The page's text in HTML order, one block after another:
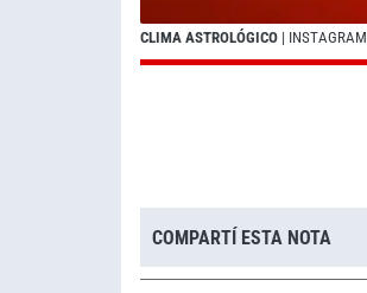
CLIMA ASTROLÓGICO | INSTAGRAM
COMPARTÍ ESTA NOTA